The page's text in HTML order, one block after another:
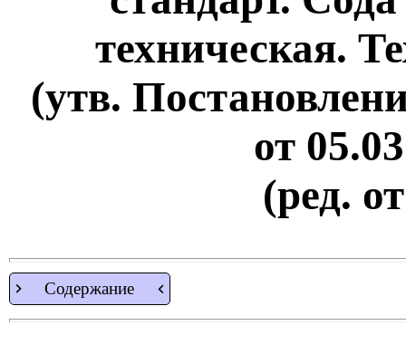
техническая.
(утв.
от
(ред.
Содержание